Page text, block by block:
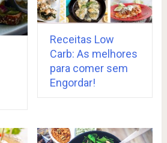
Receitas Low
Carb: As melhores
para comer sem
Engordar!